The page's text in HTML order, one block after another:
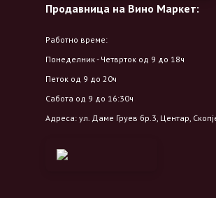
Продавница на Вино Маркет:
Работно време:
Понеделник - Четврток од 9 до 18ч
Петок од 9 до 20ч
Сабота од 9 до 16:30ч
Адреса: ул. Даме Груев бр.3, Центар,